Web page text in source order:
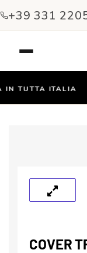
+39 331
TUTTA ITALIA
Salta
COVER